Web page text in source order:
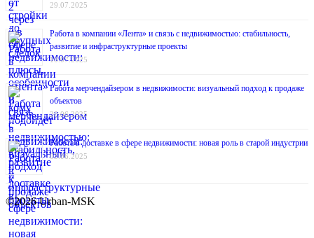
29.07.2025
Работа в компании «Лента» и связь с недвижимостью: стабильность,
развитие и инфраструктурные проекты
10.07.2025
Работа мерчендайзером в недвижимости: визуальный подход к продаже
объектов
20.06.2025
Работа в доставке в сфере недвижимости: новая роль в старой индустрии
03.06.2025
©2026 Urban-MSK